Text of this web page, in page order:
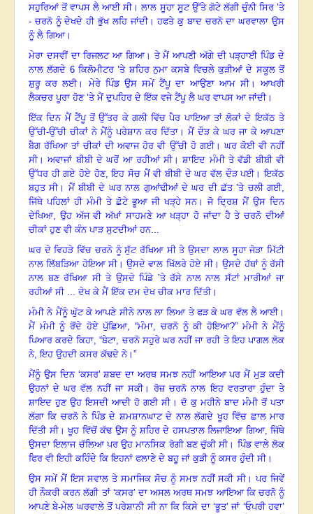
ਸਹੁਰਿਆਂ ਤੋਂ ਵਾਪਸ ਲੈ ਆਈ ਸੀ। ਲਾਲ ਸੂਹਾ ਸੂਟ ਉੱਤੇ ਗੋਟੇ ਲੱਗੀ ਚੁੰਨੀ ਸਿਰ ’ਤੇ
- ਚਰਨੋ ਨੂੰ ਦੇਖਦੇ ਹੀ ਭੁੱਖ ਲਹਿ ਜਾਂਦੀ।ਹਫਤੇ ਕੁ ਬਾਦ ਚਰਨੋ ਦਾ ਘਰਵਾਲਾ ਉਸ
ਨੂੰ ਲੈ ਗਿਆ।
ਮੇਰਾ ਦਸਵੀਂ ਦਾ ਰਿਜਲਟ ਆ ਗਿਆ। ਤੇ ਮੈਂ ਆਪਣੀ ਅੱਗੇ ਦੀ ਪੜ੍ਹਾਈ ਪਿੰਡ ਦੇ
ਨਾਲ ਲੱਗਦੇ 6 ਕਿਲੋਮੀਟਰ ’ਤੇ ਸ਼ਹਿਰ ਨੁਮਾ ਕਸਬੇ ਵਿਚਲੇ ਕੁੜੀਆਂ ਦੇ ਸਕੂਲ ਤੋਂ
ਸ਼ੁਰੂ ਕਰ ਲਈ। ਮੇਰੇ ਪਿੰਡ ਉਸ ਸਮੇਂ ਟੈਂਪੂ ਦਾ ਆਉਣਾ ਆਮ ਸੀ।
ਆਖਰੀ
ਲੈਕਚਰ ਪੂਰਾ ਹੋਣ ’ਤੇ ਮੈਂ ਦੁਪਹਿਰ ਦੇ ਇੱਕ ਵਜੇ ਟੈਂਪੂ ਲੈ ਘਰ ਵਾਪਸ ਆ ਜਾਂਦੀ।
ਇੱਕ ਦਿਨ ਮੈਂ ਟੈਂਪੂ ਤੋਂ ਉੱਤਰ ਕੇ ਗਲੀ ਵਿੱਚ ਪੈਰ ਪਾਇਆ ਤਾਂ ਲੋਕਾਂ ਦੇ ਇਕੱਠ ਤੇ
ਉੱਚੀ-ਉੱਚੀ ਚੀਕਾਂ ਨੇ ਮੈਂਨੂੰ ਪਰੇਸ਼ਾਨ ਕਰ ਦਿੱਤਾ । ਮੈਂ ਦੌੜ ਕੇ ਘਰ ਜਾ ਕੇ ਆਪਣਾ
ਬੈਗ ਰੱਖਿਆ ਤਾਂ ਚੀਕਾਂ ਦੀ ਅਵਾਜ ਹੋਰ ਵੀ ਉੱਚੀ ਹੋ ਗਈ। ਘਰ ਕੋਈ ਵੀ ਨਹੀਂ
ਸੀ।ਅਵਾਜਾਂ ਬੀਬੀ ਦੇ ਘਰੋਂ ਆ ਰਹੀਆਂ ਸੀ।ਸ਼ਾਇਦ ਮੰਮੀ ਤੇ ਵੱਡੀ ਬੀਬੀ ਵੀ
ਉੱਧਰ ਹੀ ਗਏ ਹੋਏ ਹੋਣ, ਇਹ ਸੋਚ ਮੈਂ ਵੀ ਬੀਬੀ ਦੇ ਘਰ ਵੱਲ ਦੌੜ ਪਈ।ਇਕੱਠ
ਬਹੁਤ ਸੀ। ਮੈਂ ਬੀਬੀ ਦੇ ਘਰ ਨਾਲ ਗੁਆਂਢੀਆਂ ਦੇ ਘਰ ਦੀ ਛੱਤ ’ਤੇ ਚਲੀ ਗਈ,
ਜਿੱਥੇ ਪਹਿਲਾਂ ਹੀ ਮੰਮੀ ਤੇ ਛੋਟੇ ਭੂਆ ਜੀ ਖੜ੍ਹੇ ਸਨ। ਜੋ ਦ੍ਰਿਸ਼ ਮੈਂ ਉਸ ਦਿਨ
ਦੇਖਿਆ, ਉਹ ਅੱਜ ਵੀ ਅੱਖਾਂ ਸਾਹਮਣੇ ਆ ਖੜ੍ਹਾ ਹੋ ਜਾਂਦਾ ਹੈ ਤੇ ਚਰਨੋ ਦੀਆਂ
ਚੀਕਾਂ ਹੁਣ ਵੀ ਕੰਨ ਪਾੜ ਸੁਟਦੀਆਂ ਹਨ...
ਘਰ ਦੇ ਵਿਹੜੇ ਵਿੱਚ ਚਰਨੋ ਨੂੰ ਸੁੱਟ ਰੱਖਿਆ ਸੀ ਤੇ ਉਸਦਾ ਲਾਲ ਸੂਹਾ ਜੋੜਾ ਮਿੱਟੀ
ਨਾਲ ਲਿੱਬੜਿਆ ਹੋਇਆ ਸੀ। ਉਸਦੇ ਵਾਲ ਖਿੱਲਰੇ ਹੋਏ ਸੀ। ਉਸਦੇ ਹੱਥਾਂ ਨੂੰ ਰੱਸੀ
ਨਾਲ ਬਣ ਰੱਖਿਆ ਸੀ ਤੇ ਉਸਦੇ ਪਿੰਡੇ ’ਤੇ ਰੱਸੇ ਨਾਲ ਨਾਲ ਸੱਟਾਂ ਮਾਰੀਆਂ ਜਾ
ਰਹੀਆਂ ਸੀ ... ਦੇਖ ਕੇ ਮੈਂ ਇੱਕ ਦਮ ਦੇਖ ਚੀਕ ਮਾਰ ਦਿੱਤੀ।
ਮੰਮੀ ਨੇ ਮੈਂਨੂੰ ਘੁੱਟ ਕੇ ਆਪਣੇ ਸੀਨੇ ਨਾਲ ਲਾ ਲਿਆ ਤੇ ਫੜ ਕੇ ਘਰ ਵੱਲ ਲੈ ਆਈ।
ਮੈਂ ਮੰਮੀ ਨੂੰ ਰੋਂਦੇ ਹੋਏ ਪੁੱਛਿਆ, “ਮੰਮਾ, ਚਰਨੋ ਨੂੰ ਕੀ ਹੋਇਆ?” ਮੰਮੀ ਨੇ ਮੈਂਨੂੰ
ਪਿਆਰ ਕਰਦੇ ਕਿਹਾ, “ਬੇਟਾ, ਚਰਨੋ ਸਹੁਰੇ ਘਰ ਨਹੀਂ ਜਾ ਰਹੀ ਤੇ ਇਹ ਪਾਗਲ ਲੋਕ
ਨੇ, ਇਹ ਉਹਦੀ ਕਸਰ ਕੱਢਦੇ ਨੇ।”
ਮੈਂਨੂੰ ਉਸ ਦਿਨ ‘ਕਸਰ’ ਸ਼ਬਦ ਦਾ ਅਰਥ ਸਮਝ ਨਹੀਂ ਆਇਆ ਪਰ ਮੈਂ ਮੁੜ ਕਦੀ
ਉਹਨਾਂ ਦੇ ਘਰ ਵੱਲ ਨਹੀਂ ਜਾ ਸਕੀ।ਰੋਜ਼ ਚਰਨੋ ਨਾਲ ਇਹ ਵਰਤਾਰਾ ਹੁੰਦਾ ਤੇ
ਸ਼ਾਇਦ ਹੁਣ ਉਹ ਇਸਦੀ ਆਦੀ ਹੋ ਗਈ ਸੀ। ਦੋ ਕੁ ਮਹੀਨੇ ਬਾਦ ਮੰਮੀ ਤੋਂ ਪਤਾ
ਲੱਗਾ ਕਿ ਚਰਨੋ ਨੇ ਪਿੰਡ ਦੇ ਸ਼ਮਸ਼ਾਨਘਾਟ ਦੇ ਨਾਲ ਲੱਗਦੇ ਖੂਹ ਵਿੱਚ ਛਾਲ ਮਾਰ
ਦਿੱਤੀ ਸੀ। ਖੂਹ ਵਿੱਚੋਂ ਕੱਢ ਉਸ ਨੂੰ ਸ਼ਹਿਰ ਦੇ ਹਸਪਤਾਲ ਲਿਜਾਇਆ ਗਿਆ, ਜਿੱਥੇ
ਉਸਦਾ ਇਲਾਜ ਚੱਲਿਆ ਪਰ ਉਹ ਮਾਨਸਿਕ ਰੋਗੀ ਬਣ ਚੁੱਕੀ ਸੀ। ਪਿੰਡ ਵਾਲੇ ਲੋਕ
ਫਿਰ ਵੀ ਇਹੀ ਕਹਿੰਦੇ ਕਿ ਇਹਨਾਂ ਫਲਾਣੇ ਦੇ ਬਹੂ ਜਾਂ ਕੁੜੀ ਨੂੰ ਕਸਰ ਹੁੰਦੀ ਸੀ।
ਉਸ ਸਮੇਂ ਮੈਂ ਇਸ ਸਵਾਲ ਤੇ ਸਮਾਜਿਕ ਸੋਚ ਨੂੰ ਸਮਝ ਨਹੀਂ ਸਕੀ ਸੀ।ਪਰ ਜਿਵੇਂ
ਹੀ ਨੌਕਰੀ ਕਰਨ ਲੱਗੀ ਤਾਂ ‘ਕਸਰ’ ਦਾ ਅਸਲ ਅਰਥ ਸਮਝ ਆਇਆ ਕਿ ਚਰਨੋ ਨੂੰ
ਆਪਣੇ ਬੇ-ਮੇਲ ਘਰਵਾਲੇ ਤੋਂ ਪਰੇਸ਼ਾਨੀ ਸੀ ਨਾ ਕਿ ਕਿਸੇ ਦਾ ‘ਭੂਤ’ ਜਾਂ ‘ਓਪਰੀ ਹਵਾ’